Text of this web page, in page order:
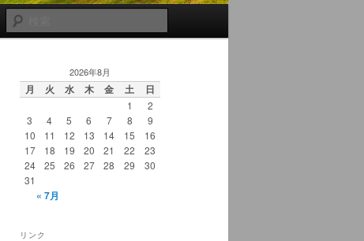
索
2026年8月
月 火 水 木 金 土 日
1
2
3
4 5 6 7 8
9
10
11 12 13 14 15
16
17
18 19 20 21 22
23
24
25 26 27 28 29
30
31
« 7月
リンク